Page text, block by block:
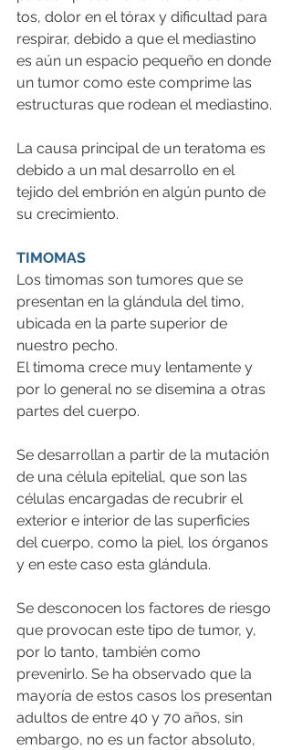
tos, dolor en el tórax y dificultad para
respirar, debido a que el mediastino
es aún un espacio pequeño en donde
un tumor como este comprime las
estructuras que rodean el mediastino.
La causa principal de un teratoma es
debido a un mal desarrollo en el
tejido del embrión en algún punto de
su crecimiento.
TIMOMAS
Los timomas son tumores que se
presentan en la glándula del timo,
ubicada en la parte superior de
nuestro pecho.
El timoma crece muy lentamente y
por lo general no se disemina a otras
partes del cuerpo.
Se desarrollan a partir de la mutación
de una célula epitelial, que son las
células encargadas de recubrir el
exterior e interior de las superficies
del cuerpo, como la piel, los órganos
y en este caso esta glándula.
Se desconocen los factores de riesgo
que provocan este tipo de tumor, y,
por lo tanto, también como
prevenirlo. Se ha observado que la
mayoría de estos casos los presentan
adultos de entre 40 y 70 años, sin
embargo, no es un factor absoluto,